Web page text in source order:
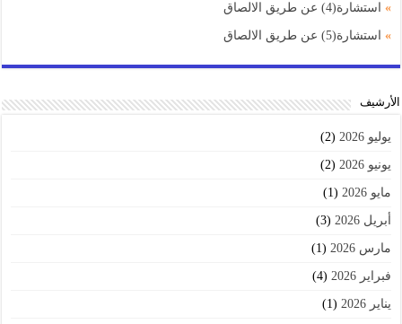
» استشارة(4) عن طريق الالصاق
» استشارة(5) عن طريق الالصاق
اﻷرشيف
يوليو 2026 (2)
يونيو 2026 (2)
مايو 2026 (1)
أبريل 2026 (3)
مارس 2026 (1)
فبراير 2026 (4)
يناير 2026 (1)